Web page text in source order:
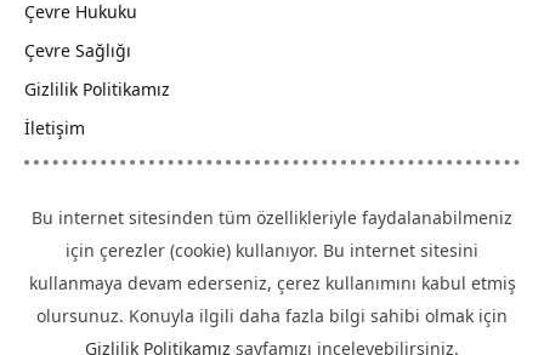
Çevre Hukuku
Çevre Sağlığı
Gizlilik Politikamız
İletişim
Bu internet sitesinden tüm özellikleriyle faydalanabilmeniz
için çerezler (cookie) kullanıyor. Bu internet sitesini
kullanmaya devam ederseniz, çerez kullanımını kabul etmiş
olursunuz. Konuyla ilgili daha fazla bilgi sahibi olmak için
Gizlilik Politikamız sayfamızı inceleyebilirsiniz.